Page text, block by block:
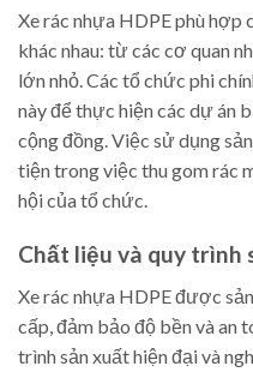
Xe rác nhựa HDPE phù
khác nhau: từ các cơ quan
lớn nhỏ. Các tổ chức phi
này để thực hiện các dự án
cộng đồng. Việc sử dụng
tiện trong việc thu gom rác
hội của tổ chức.
Chất liệu và quy trình
Xe rác nhựa HDPE được
cấp, đảm bảo độ bền và an
trình sản xuất hiện đại và